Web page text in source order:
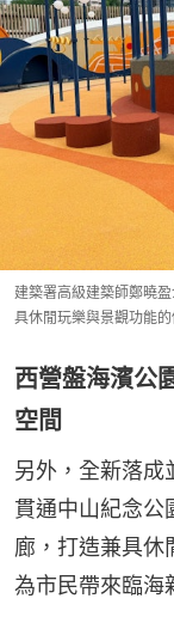
建築署高級建築師鄭曉
具休閒玩樂與景觀功能
西營盤海濱公
空間
另外，全新落成
貫通中山紀念公
廊，打造兼具休
為市民帶來臨海